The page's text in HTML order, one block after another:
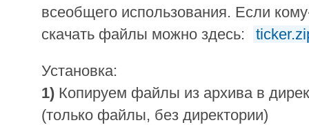
всеобщего использования. Если
скачать файлы можно здесь:
Установка:
1) Копируем файлы из архива в
(только файлы, без директории)